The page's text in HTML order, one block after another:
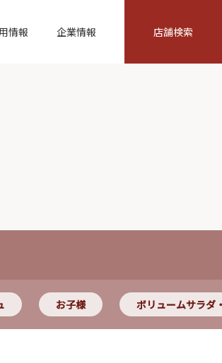
情報 企業情報 店舗検索
お子様 ボリュームサラダ